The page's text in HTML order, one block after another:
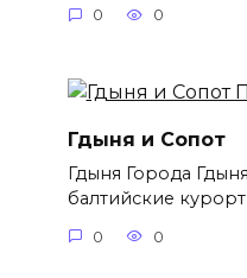
0 0
Гдыня и Сопот
Гдыня Города
балтийские
0 0